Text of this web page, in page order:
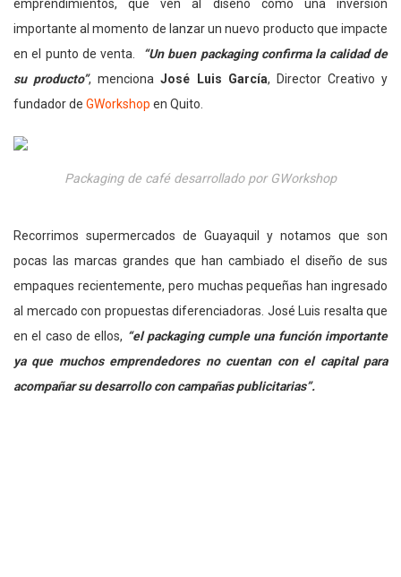
emprendimientos, que ven al diseño como una inversión
importante al momento de lanzar un nuevo producto que impacte
en el punto de venta.
“Un buen packaging confirma la calidad de
su producto”, menciona José Luis García, Director Creativo y
fundador de GWorkshop en Quito.
Packaging de café desarrollado por GWorkshop
Recorrimos supermercados de Guayaquil y notamos que son
pocas las marcas grandes que han cambiado el diseño de sus
empaques recientemente, pero muchas pequeñas han ingresado
al mercado con propuestas diferenciadoras. José Luis resalta que
en el caso de ellos, “el packaging cumple una función importante
ya que muchos emprendedores no cuentan con el capital para
acompañar su desarrollo con campañas publicitarias”.